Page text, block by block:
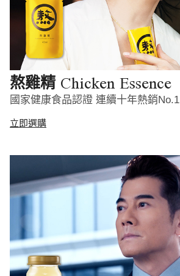
熬雞精 Chicken Essence
國家健康食品認證 連續十年熱銷No.1
立即選購